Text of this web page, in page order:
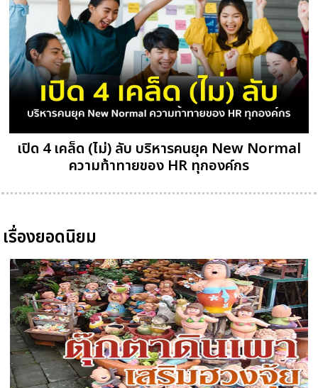
เปิด 4 เคล็ด (ไม่) ลับ บริหารคนยุค New Normal
ความท้าทายของ HR ทุกองค์กร
เรื่องยอดนิยม